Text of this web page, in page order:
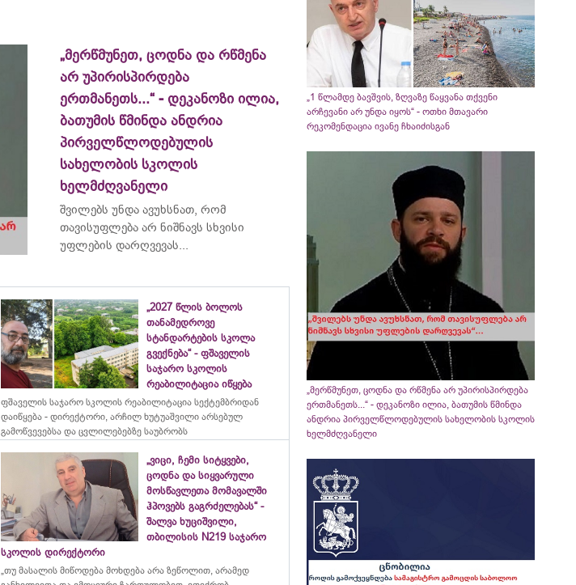
„მერწმუნეთ, ცოდნა და რწმენა
არ უპირისპირდება
ერთმანეთს...“ - დეკანოზი ილია,
ბათუმის წმინდა ანდრია
პირველწლოდებულის
სახელობის სკოლის
ხელმძღვანელი
შვილებს უნდა ავუხსნათ, რომ
თავისუფლება არ ნიშნავს სხვისი
უფლების დარღვევას...
„2027 წლის ბოლოს
თანამედროვე
სტანდარტების სკოლა
გვექნება“ - ფშაველის
საჯარო სკოლის
რეაბილიტაცია იწყება
ფშაველის საჯარო სკოლის რეაბილიტაცია სექტემბრიდან
დაიწყება - დირექტორი, არჩილ ხუტუაშვილი არსებულ
გამოწვევებსა და ცვლილებებზე საუბრობს
„ვიცი, ჩემი სიტყვები,
ცოდნა და სიყვარული
მოსწავლეთა მომავალში
ჰპოვებს გაგრძელებას“ -
შალვა ხუციშვილი,
თბილისის N219 საჯარო
სკოლის დირექტორი
„თუ მასალის მიწოდება მოხდება არა ზეწოლით, არამედ
„1 წლამდე ბავშვის, ზღვაზე წაყვანა თქვენი
არჩევანი არ უნდა იყოს“ - ოთხი მთავარი
რეკომენდაცია ივანე ჩხაიძისგან
„მერწმუნეთ, ცოდნა და რწმენა არ უპირისპირდება
ერთმანეთს...“ - დეკანოზი ილია, ბათუმის წმინდა
ანდრია პირველწლოდებულის სახელობის სკოლის
ხელმძღვანელი